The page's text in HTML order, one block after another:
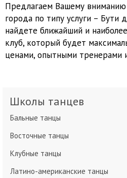
Предлагаем Вашему
города по типу услуги – Бути
найдете ближайший и
клуб, который будет
ценами, опытными тренерами
Школы танцев
Бальные танцы
Восточные танцы
Клубные танцы
Латино-американские танцы